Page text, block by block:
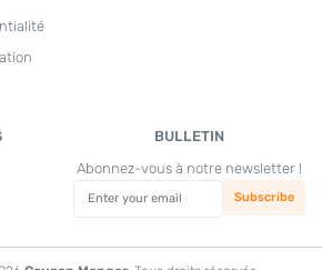
BULLETIN
Abonnez-vous à notre newsletter !